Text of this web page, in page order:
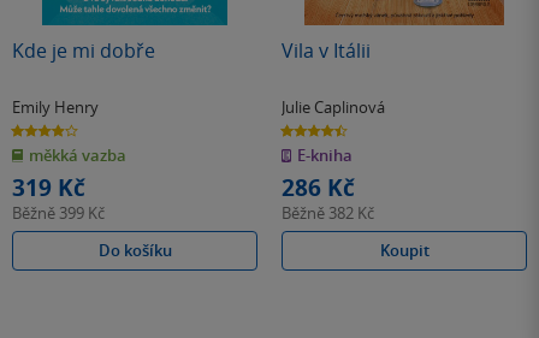
Kde je mi dobře
Emily Henry
3.9
z
5
hvězdiček
měkká vazba
319 Kč
Běžně 399 Kč
Do košíku
Vila v Itálii
Julie Caplinová
4.5
z
5
hvězdiček
E-kniha
286 Kč
Běžně 382 Kč
Koupit